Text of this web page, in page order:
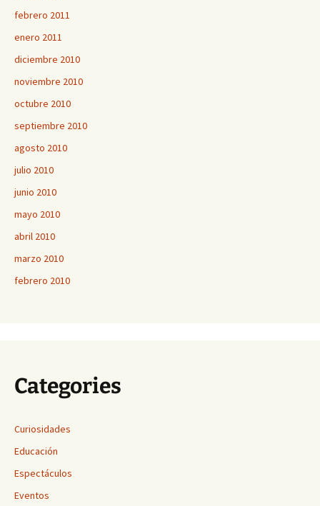
febrero 2011
enero 2011
diciembre 2010
noviembre 2010
octubre 2010
septiembre 2010
agosto 2010
julio 2010
junio 2010
mayo 2010
abril 2010
marzo 2010
febrero 2010
Categories
Curiosidades
Educación
Espectáculos
Eventos